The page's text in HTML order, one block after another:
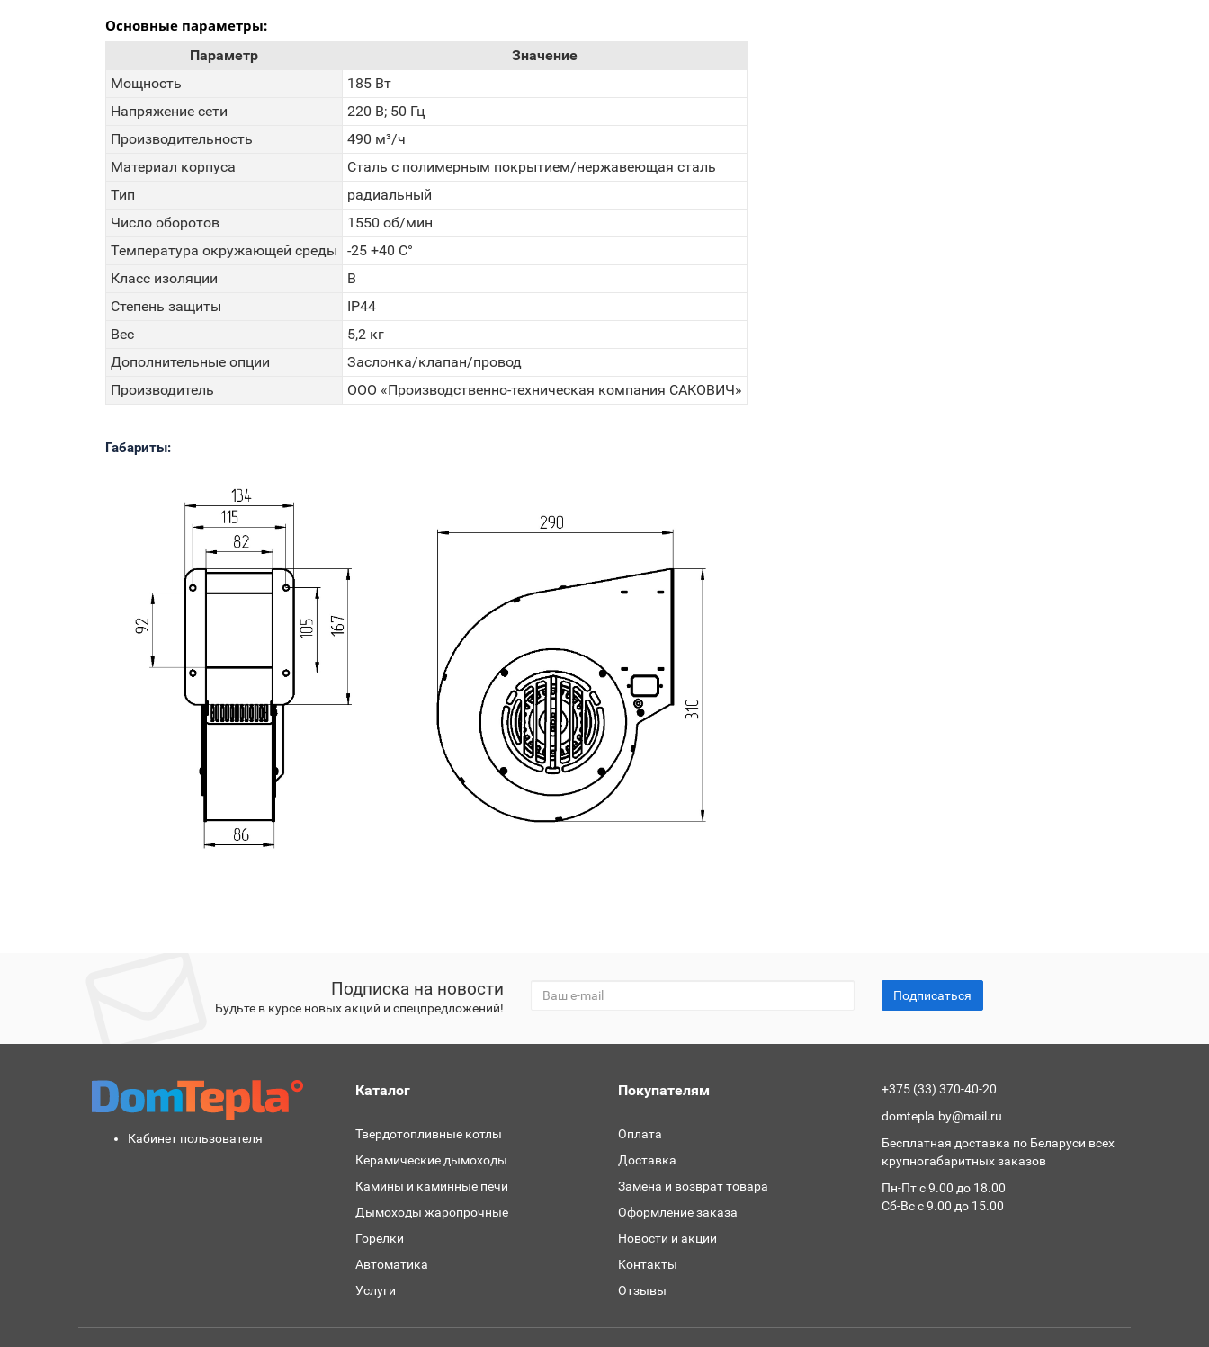
Основные параметры:
Параметр
Значение
Мощность
185 Вт
Напряжение сети
220 В; 50 Гц
Производительность
490 м³/ч
Материал корпуса
Сталь с полимерным покрытием/нержавеющая сталь
Тип
радиальный
Число оборотов
1550 об/мин
Температура окружающей среды
-25 +40 C°
Класс изоляции
B
Степень защиты
IP44
Вес
5,2 кг
Дополнительные опции
Заслонка/клапан/провод
Производитель
ООО «Производственно-техническая компания САКОВИЧ»
Габариты:
Подписка на новости
Будьте в курсе новых акций и спецпредложений!
Подписаться
Кабинет пользователя
Каталог
Твердотопливные котлы
Керамические дымоходы
Камины и каминные печи
Дымоходы жаропрочные
Горелки
Автоматика
Услуги
Покупателям
Оплата
Доставка
Замена и возврат товара
Оформление заказа
Новости и акции
Контакты
Отзывы
+375 (33) 370-40-20
domtepla.by@mail.ru
Бесплатная доставка по Беларуси всех
крупногабаритных заказов
Пн-Пт с 9.00 до 18.00
Сб-Вс с 9.00 до 15.00